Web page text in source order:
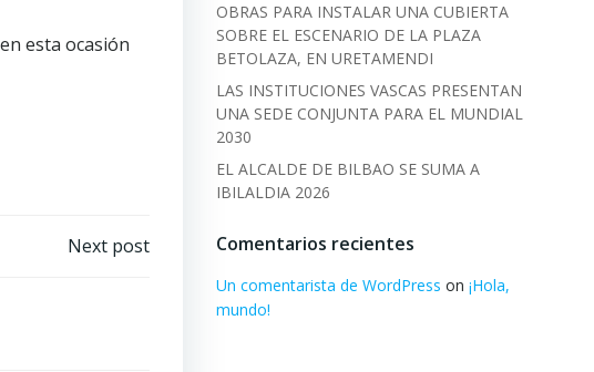
esta ocasión
Next post
OBRAS PARA INSTALAR UNA CUBIERTA
SOBRE EL ESCENARIO DE LA PLAZA
BETOLAZA, EN URETAMENDI
LAS INSTITUCIONES VASCAS PRESENTAN
UNA SEDE CONJUNTA PARA EL MUNDIAL
2030
EL ALCALDE DE BILBAO SE SUMA A
IBILALDIA 2026
Comentarios recientes
Un comentarista de WordPress on ¡Hola,
mundo!